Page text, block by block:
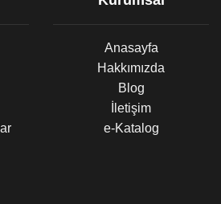
Anasayfa
Hakkımızda
Blog
İletişim
e-Katalog